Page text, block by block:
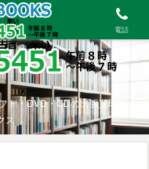
ト・DVD・CDの出張買取をす
ス
電話